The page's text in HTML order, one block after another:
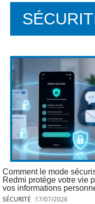
Comment le mode
Redmi protège votre vie
vos informations
SÉCURITÉ 17/07/2026